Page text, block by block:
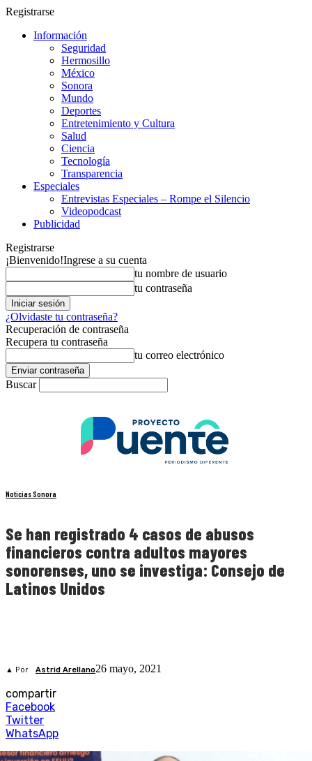
Registrarse
Información
Seguridad
Hermosillo
México
Sonora
Mundo
Deportes
Entretenimiento y Cultura
Salud
Ciencia
Tecnología
Transparencia
Especiales
Entrevistas Especiales – Rompe el Silencio
Videopodcast
Publicidad
Registrarse
¡Bienvenido!Ingrese a su cuenta
tu nombre de usuario
tu contraseña
¿Olvidaste tu contraseña?
Recuperación de contraseña
Recupera tu contraseña
tu correo electrónico
Buscar
Noticias Sonora
Se han registrado 4 casos de abusos
financieros contra adultos mayores
sonorenses, uno se investiga: Consejo de
Latinos Unidos
▲ Por Astrid Arellano26 mayo, 2021
compartir
Facebook
Twitter
WhatsApp